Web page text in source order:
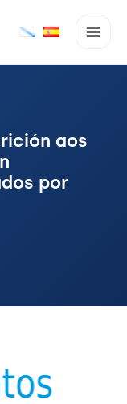
aos
por